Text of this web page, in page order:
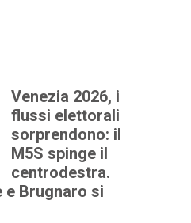
Venezia 2026, i
flussi elettorali
sorprendono: il
M5S spinge il
centrodestra.
e Brugnaro si